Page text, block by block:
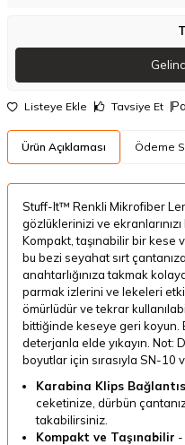
Listeye Ekle Tavsiye Et
Ürün Açıklaması Ödeme
Stuff-It™ Renkli Mikrofiber
gözlüklerinizi ve
Kompakt, taşınabilir bir
bu bezi seyahat sırt
anahtarlığınıza takmak
parmak izlerini ve lekeleri
ömürlüdür ve tekrar
bittiğinde keseye geri koyun.
deterjanla elde yıkayın. Not:
boyutlar için sırasıyla SN-10
Karabina Klips
ceketinize, dürbün
takabilirsiniz.
Kompakt ve Taşınabilir -